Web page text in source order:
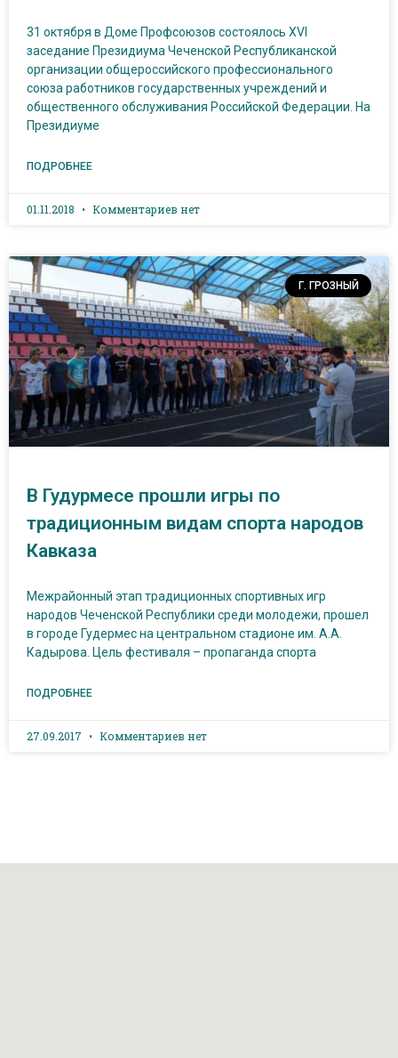
31 октября в Доме Профсоюзов состоялось XVI
заседание Президиума Чеченской Республиканской
организации общероссийского профессионального
союза работников государственных учреждений и
общественного обслуживания Российской Федерации. На
Президиуме
ПОДРОБНЕЕ
01.11.2018 Комментариев нет
Г. ГРОЗНЫЙ
В Гудурмесе прошли игры по
традиционным видам спорта народов
Кавказа
Межрайонный этап традиционных спортивных игр
народов Чеченской Республики среди молодежи, прошел
в городе Гудермес на центральном стадионе им. А.А.
Кадырова. Цель фестиваля – пропаганда спорта
ПОДРОБНЕЕ
27.09.2017 Комментариев нет